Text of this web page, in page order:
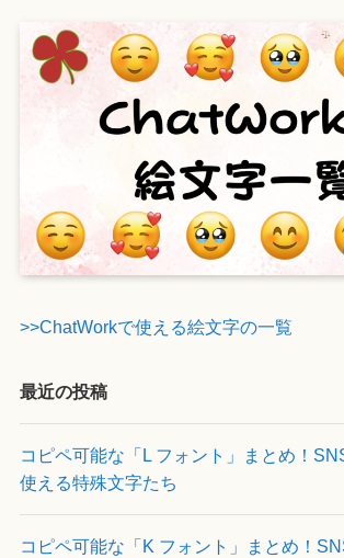
>>ChatWorkで使える絵文字の一覧
最近の投稿
コピペ可能な「L フォント」まとめ！
使える特殊文字たち
コピペ可能な「K フォント」まとめ！